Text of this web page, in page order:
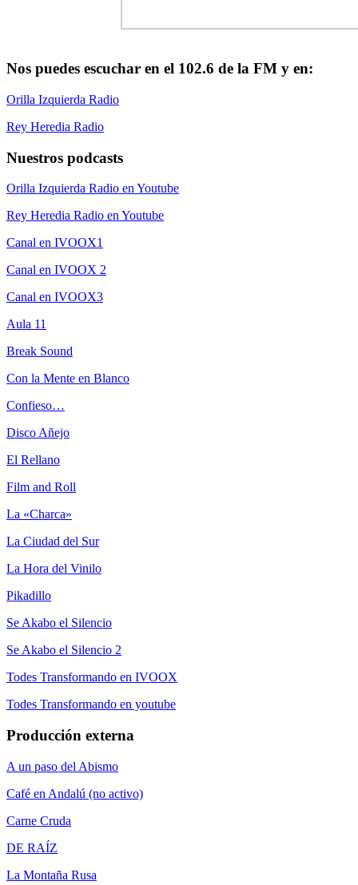
Nos puedes escuchar en el 102.6 de la FM y en:
Orilla Izquierda Radio
Rey Heredia Radio
Nuestros podcasts
Orilla Izquierda Radio en Youtube
Rey Heredia Radio en Youtube
Canal en IVOOX1
Canal en IVOOX 2
Canal en IVOOX3
Aula 11
Break Sound
Con la Mente en Blanco
Confieso…
Disco Añejo
El Rellano
Film and Roll
La «Charca»
La Ciudad del Sur
La Hora del Vinilo
Pikadillo
Se Akabo el Silencio
Se Akabo el Silencio 2
Todes Transformando en IVOOX
Todes Transformando en youtube
Producción externa
A un paso del Abismo
Café en Andalú (no activo)
Carne Cruda
DE RAÍZ
La Montaña Rusa